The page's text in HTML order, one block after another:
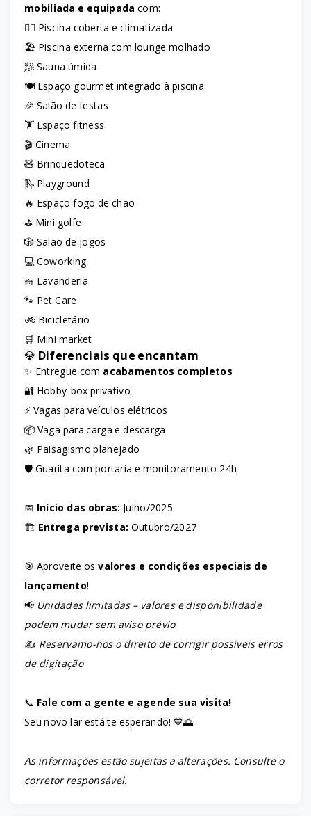
mobiliada e equipada com:
🏊‍♀️ Piscina coberta e climatizada
🏖️ Piscina externa com lounge molhado
🧖 Sauna úmida
🍽️ Espaço gourmet integrado à piscina
🎉 Salão de festas
🏋️ Espaço fitness
🎬 Cinema
🧸 Brinquedoteca
🛝 Playground
🔥 Espaço fogo de chão
⛳ Mini golfe
🎲 Salão de jogos
💻 Coworking
🧺 Lavanderia
🐾 Pet Care
🚲 Bicicletário
🛒 Mini market
💎 Diferenciais que encantam
✨ Entregue com acabamentos completos
🔐 Hobby-box privativo
⚡ Vagas para veículos elétricos
📦 Vaga para carga e descarga
🌿 Paisagismo planejado
🛡️ Guarita com portaria e monitoramento 24h
📅 Início das obras: Julho/2025
🏗️ Entrega prevista: Outubro/2027
🎯 Aproveite osvalores e condições especiais de
lançamento!
📢 Unidades limitadas – valores e disponibilidade
podem mudar sem aviso prévio
✍️ Reservamo-nos o direito de corrigir possíveis erros
de digitação
📞 Fale com a gente e agende sua visita!
Seu novo lar está te esperando! 💙🌅
As informações estão sujeitas a alterações. Consulte o
corretor responsável.